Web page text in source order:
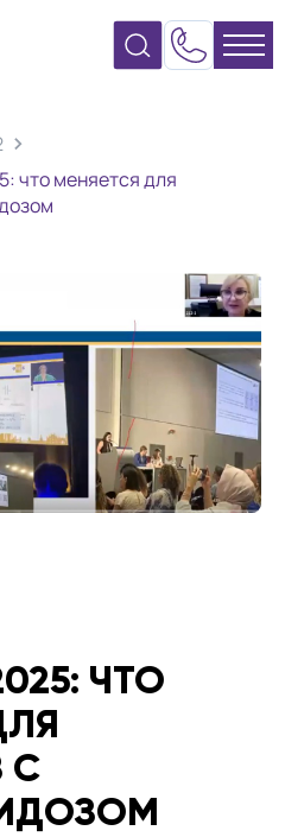
что меняется для
ЧТО
С